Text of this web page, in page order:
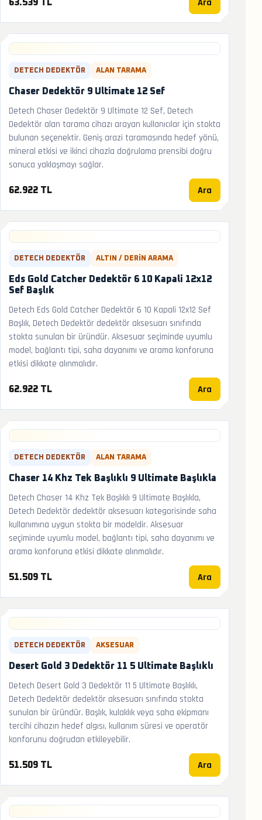
63.539 TL
DETECH DEDEKTÖR ALAN TARAMA
Chaser Dedektör 9 Ultimate 12 Sef
Detech Chaser Dedektör 9 Ultimate 12 Sef, Detech
Dedektör alan tarama cihazı arayan kullanıcılar için stokta
bulunan seçenektir. Geniş arazi taramasında hedef yönü,
mineral etkisi ve ikinci cihazla doğrulama prensibi doğru
sonuca yaklaşmayı sağlar.
62.922 TL Ara
DETECH DEDEKTÖR ALTIN / DERIN ARAMA
Eds Gold Catcher Dedektör 6 10 Kapali 12x12
Sef Başlık
Detech Eds Gold Catcher Dedektör 6 10 Kapali 12x12 Sef
Başlık, Detech Dedektör dedektör aksesuarı sınıfında
stokta sunulan bir üründür. Aksesuar seçiminde uyumlu
model, bağlantı tipi, saha dayanımı ve arama konforuna
etkisi dikkate alınmalıdır.
62.922 TL Ara
DETECH DEDEKTÖR ALAN TARAMA
Chaser 14 Khz Tek Başlıklı 9 Ultimate Başlıkla
Detech Chaser 14 Khz Tek Başlıklı 9 Ultimate Başlıkla,
Detech Dedektör dedektör aksesuarı kategorisinde saha
kullanımına uygun stokta bir modeldir. Aksesuar
seçiminde uyumlu model, bağlantı tipi, saha dayanımı ve
arama konforuna etkisi dikkate alınmalıdır.
51.509 TL Ara
DETECH DEDEKTÖR AKSESUAR
Desert Gold 3 Dedektör 11 5 Ultimate Başlıklı
Detech Desert Gold 3 Dedektör 11 5 Ultimate Başlıklı,
Detech Dedektör dedektör aksesuarı sınıfında stokta
sunulan bir üründür. Başlık, kulaklık veya saha ekipmanı
tercihi cihazın hedef algısı, kullanım süresi ve operatör
konforunu doğrudan etkileyebilir.
51.509 TL Ara